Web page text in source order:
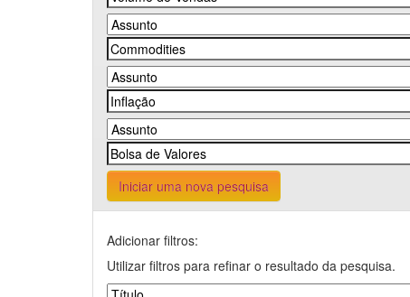
Iniciar uma nova pesquisa
Adicionar filtros:
Utilizar filtros para refinar o resultado da pesquisa.